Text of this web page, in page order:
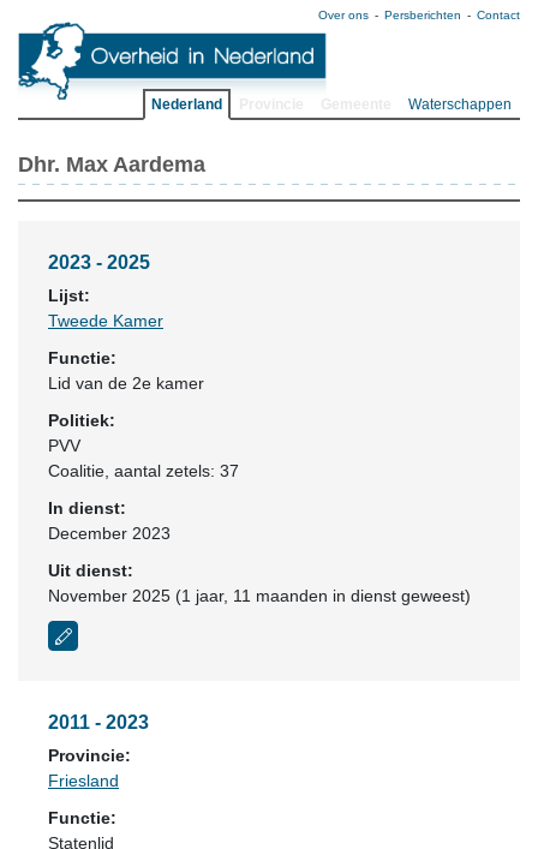
Over ons Persberichten Contact
Nederland Waterschappen
Dhr. Max Aardema
2023 - 2025
Lijst:
Tweede Kamer
Functie:
Lid van de 2e kamer
Politiek:
PVV
Coalitie , aantal zetels: 37
In dienst:
December 2023
Uit dienst:
November 2025 (1 jaar, 11 maanden in dienst geweest)
2011 - 2023
Provincie:
Friesland
Functie:
Statenlid